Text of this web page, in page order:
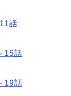
話
15話
19話